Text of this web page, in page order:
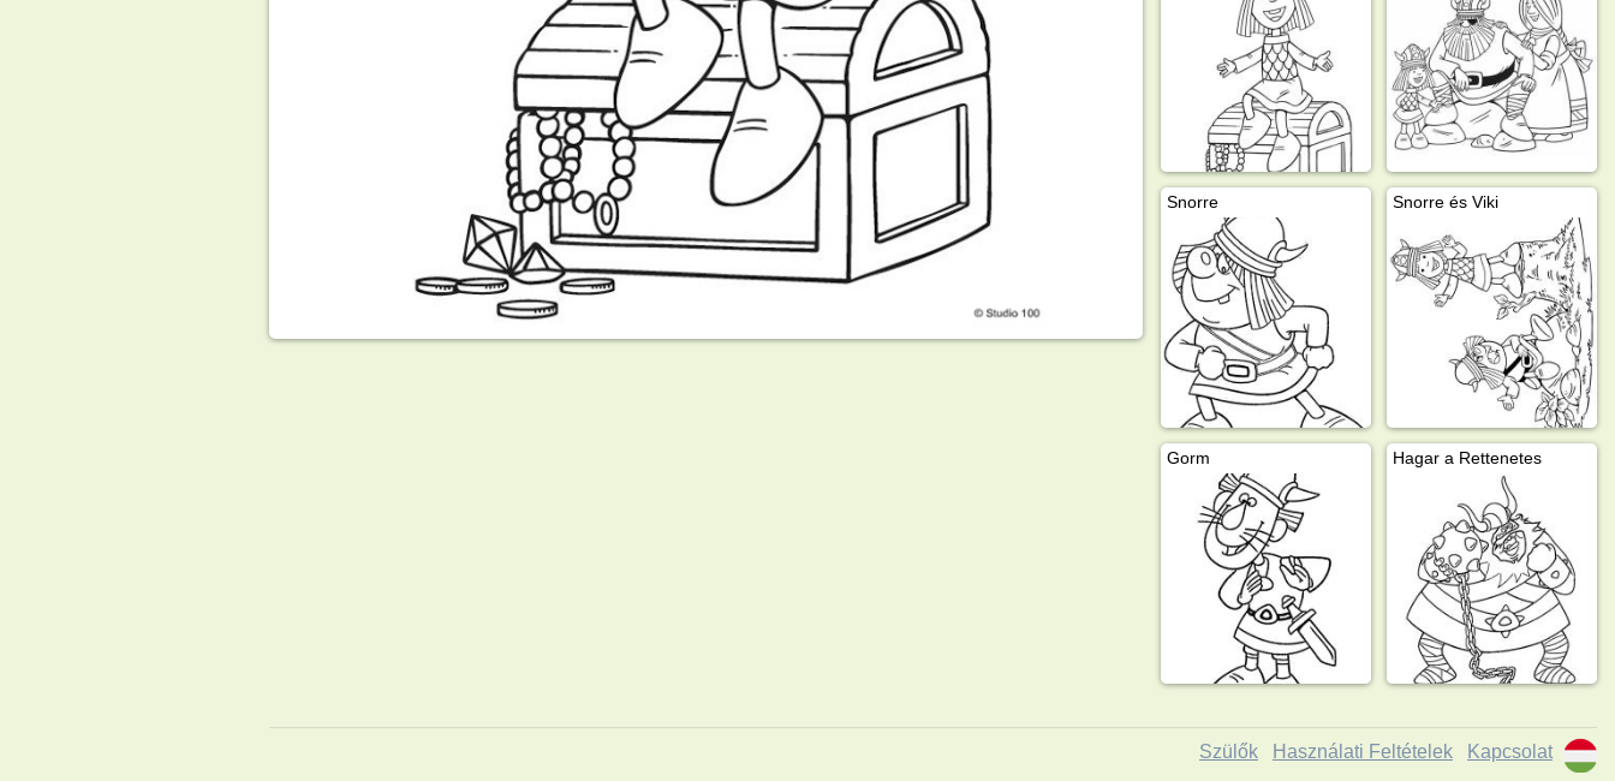
Snorre Snorre és Viki
Gorm Hagar a Rettenetes
Szülők Használati Feltételek Kapcsolat